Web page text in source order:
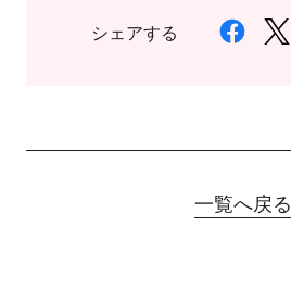
シェアする
一覧へ戻る